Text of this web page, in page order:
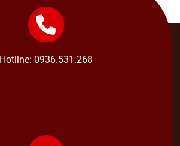
Hotline: 0936.531.268